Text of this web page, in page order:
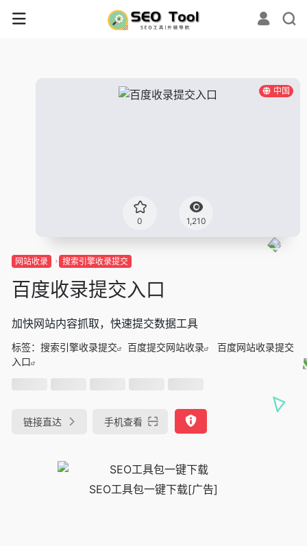
中国
0 1,210
网站收录 搜索引擎收录提交
百度收录提交入口
加快网站内容抓取，快速提交数据工具
标签： 搜索引擎收录提交 百度提交网站收录
百度网站收录提交
入口
链接直达 手机查看
SEO工具包一键下载[广告]